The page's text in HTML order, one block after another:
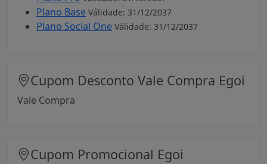
Plano Base Válidade: 31/12/2037
Plano Social One Válidade: 31/12/2037
Cupom Desconto Vale Compra Egoi
Vale Compra
Cupom Promocional Egoi